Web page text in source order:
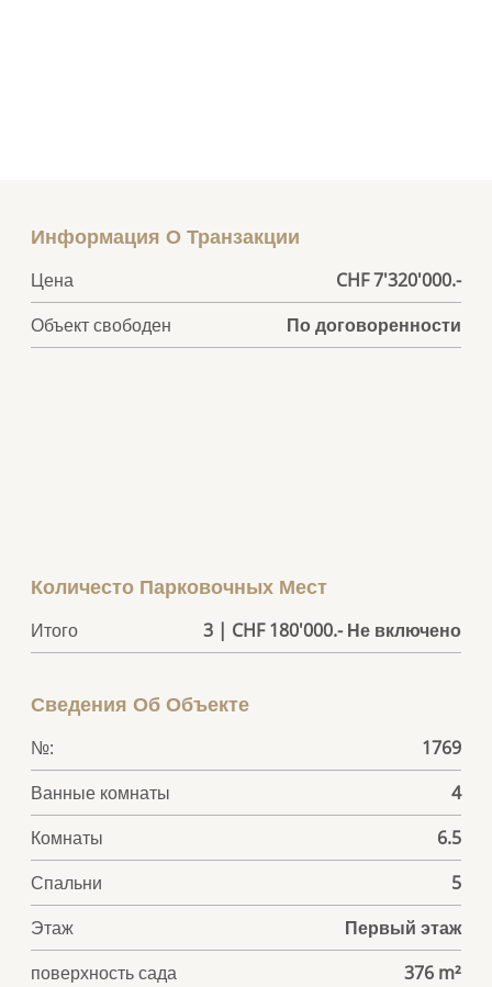
Информация О Транзакции
Цена
CHF 7'320'000.-
Объект свободен
По договоренности
Количесто Парковочных Мест
Итого 3 | CHF 180'000.- Не включено
Сведения Об Объекте
№:
1769
Ванные комнаты
4
Комнаты
6.5
Спальни
5
Этаж
Первый этаж
поверхность сада
376 m²